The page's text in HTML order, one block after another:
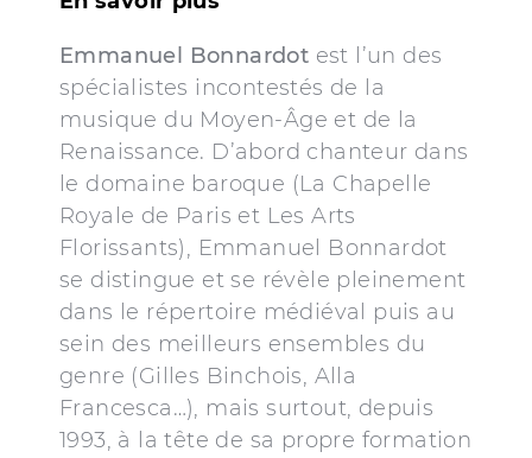
Emmanuel Bonnardot est l’un des
spécialistes incontestés de la
musique du Moyen-Âge et de la
Renaissance. D’abord chanteur dans
le domaine baroque (La Chapelle
Royale de Paris et Les Arts
Florissants), Emmanuel Bonnardot
se distingue et se révèle pleinement
dans le répertoire médiéval puis au
sein des meilleurs ensembles du
genre (Gilles Binchois, Alla
Francesca…), mais surtout, depuis
1993, à la tête de sa propre formation